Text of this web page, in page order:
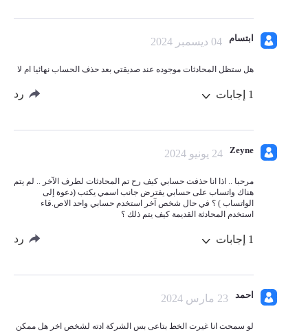
ابتسام 04 ديسمبر 2024
هل ستظل المحادثات موجوده عند صديقتي بعد حذف الحساب نهائيا ام لا
1 إجابات رد
Zeyne 24 يونيو 2024
مرحبا .. اذا انا حذفت حسابي كيف رح تم المحادثات لطرف الآخر .. لم يتم
هناك واتساب على حسابي يفترض جانب اسمي يكتب (دعوة إلى
الواتساب ) ؟ في حال شخص آخر استخدم حسابي واحد الاص.قاء
استخدم المحادثة القديمة كيف يتم ذلك ؟
1 إجابات رد
احمد 23 مارس 2024
لو سمحت انا غيرت الخط بتاعى بس الشركة ادته لشخص اخر هل ممكن